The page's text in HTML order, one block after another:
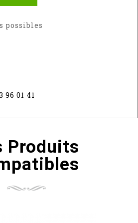
possibles
96 01 41
Produits